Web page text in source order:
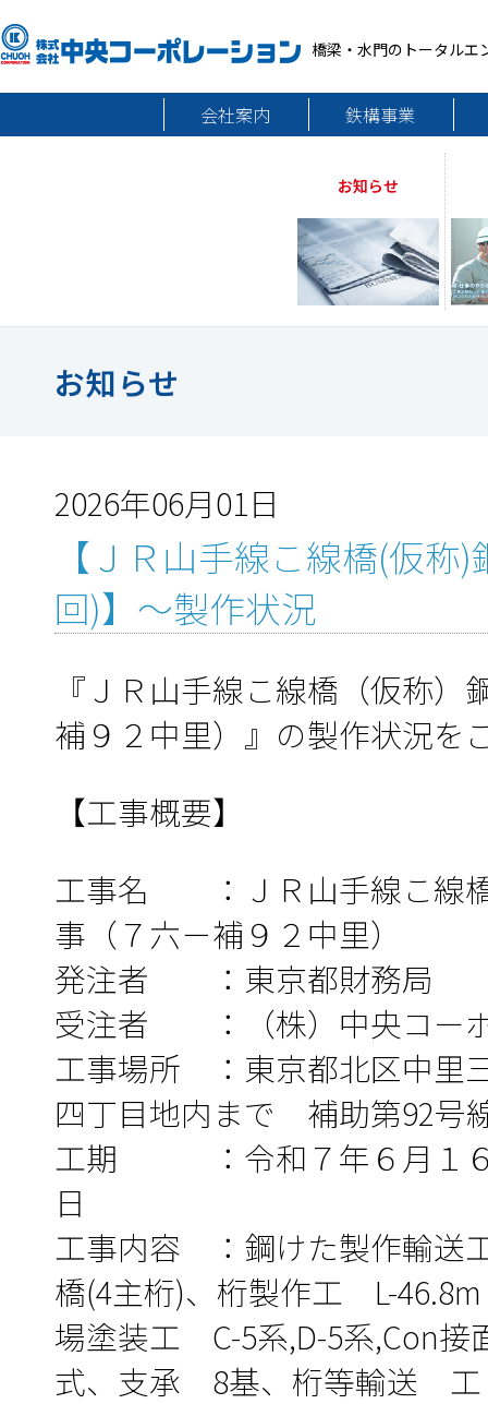
橋梁・水門のトータルエ
会社案内 鉄構事業
お知らせ
お知らせ
2026年06月01日
【ＪＲ山手線こ線橋(仮
回)】～製作状況
『ＪＲ山手線こ線橋（仮称
補９２中里）』の製作状況を
【工事概要】
工事名 ：ＪＲ山手線こ線
事（７六－補９２中里）
発注者 ：東京都財務局
受注者 ：（株）中央コー
工事場所 ：東京都北区中里
四丁目地内まで 補助第92号
工期 ：令和７年６月１６
日
工事内容 ：鋼けた製作輸送
橋(4主桁)、桁製作工 L-
場塗装工 C-5系,D-5系,Con
式、支承 8基、桁等輸送